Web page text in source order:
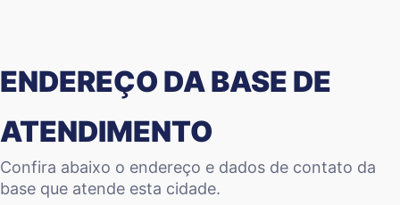
ENDEREÇO DA BASE DE
ATENDIMENTO
Confira abaixo o endereço e dados de contato da
base que atende esta cidade.